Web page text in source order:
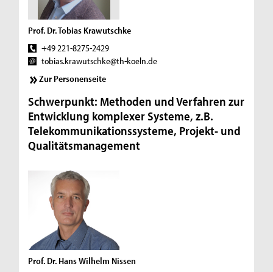
Prof. Dr. Tobias Krawutschke
+49 221-8275-2429
tobias.krawutschke@th-koeln.de
Zur Personenseite
Schwerpunkt: Methoden und Verfahren zur
Entwicklung komplexer Systeme, z.B.
Telekommunikationssysteme, Projekt- und
Qualitätsmanagement
Prof. Dr. Hans Wilhelm Nissen